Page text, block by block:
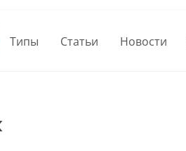
Типы Статьи Новости